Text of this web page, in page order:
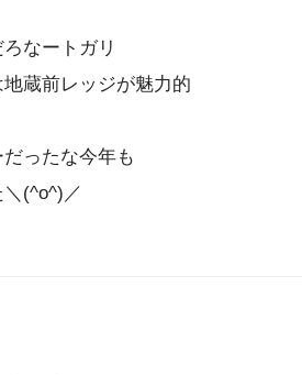
なートガリ
蔵前レッジが魅力的
ったな今年も
(^o^)／